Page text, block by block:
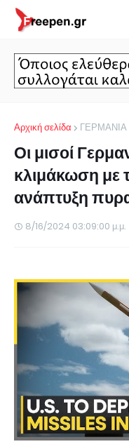
Αρχική σελίδα ΓΕΡΜΑΝΙΑ
Οι μισοί
κλιμάκωση με
ανάπτυξη
8/16/2024 03:09:00 μ.μ.